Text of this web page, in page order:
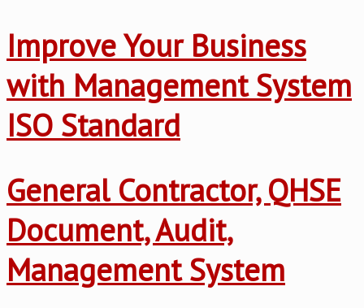
Improve Your Business
with Management System
ISO Standard
General Contractor, QHSE
Document, Audit,
Management System